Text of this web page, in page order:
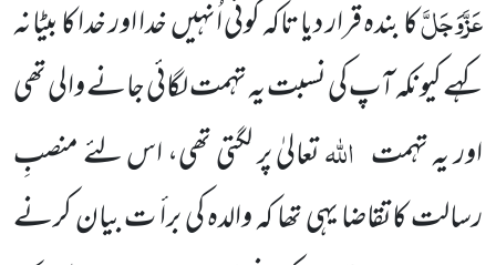
عَزَّوَجَلَّکا بندہ قرار دیا تاکہ کوئی اُنہیں خدا اور خدا کا بیٹا نہ
کہے کیونکہ آپ کی نسبت یہ تہمت لگائی جانے والی تھی
اور یہ تہمت اللہتعالیٰ پر لگتی تھی، اس لئے منصبِ
رسالت کاتقاضا یہی تھا کہ والدہ کی برأ ت بیان کرنے